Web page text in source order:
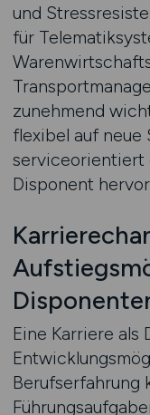
und
für
zunehmend
flexibel auf neue
serviceorientiert
Disponent
Eine Karriere
Berufserfahrung